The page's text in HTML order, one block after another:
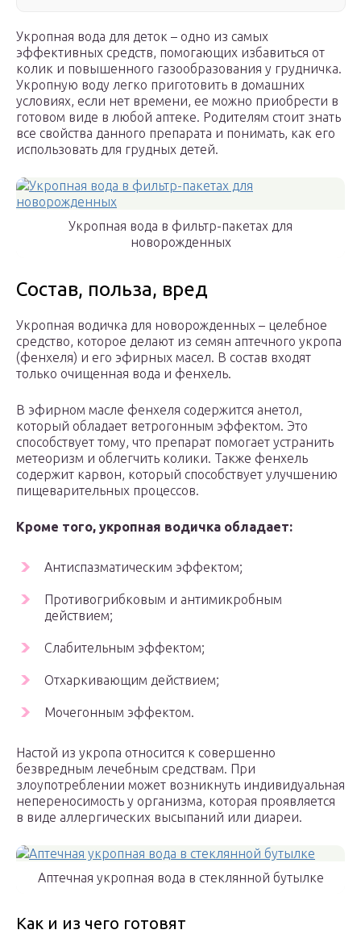
Укропная вода для деток – одно из самых
эффективных средств, помогающих избавиться от
колик и повышенного газообразования у грудничка.
Укропную воду легко приготовить в домашних
условиях, если нет времени, ее можно приобрести в
готовом виде в любой аптеке. Родителям стоит знать
все свойства данного препарата и понимать, как его
использовать для грудных детей.
Укропная вода в фильтр-пакетах для
новорожденных
Состав, польза, вред
Укропная водичка для новорожденных – целебное
средство, которое делают из семян аптечного укропа
(фенхеля) и его эфирных масел. В состав входят
только очищенная вода и фенхель.
В эфирном масле фенхеля содержится анетол,
который обладает ветрогонным эффектом. Это
способствует тому, что препарат помогает устранить
метеоризм и облегчить колики. Также фенхель
содержит карвон, который способствует улучшению
пищеварительных процессов.
Кроме того, укропная водичка обладает:
Антиспазматическим эффектом;
Противогрибковым и антимикробным
действием;
Слабительным эффектом;
Отхаркивающим действием;
Мочегонным эффектом.
Настой из укропа относится к совершенно
безвредным лечебным средствам. При
злоупотреблении может возникнуть индивидуальная
непереносимость у организма, которая проявляется
в виде аллергических высыпаний или диареи.
Аптечная укропная вода в стеклянной бутылке
Как и из чего готовят